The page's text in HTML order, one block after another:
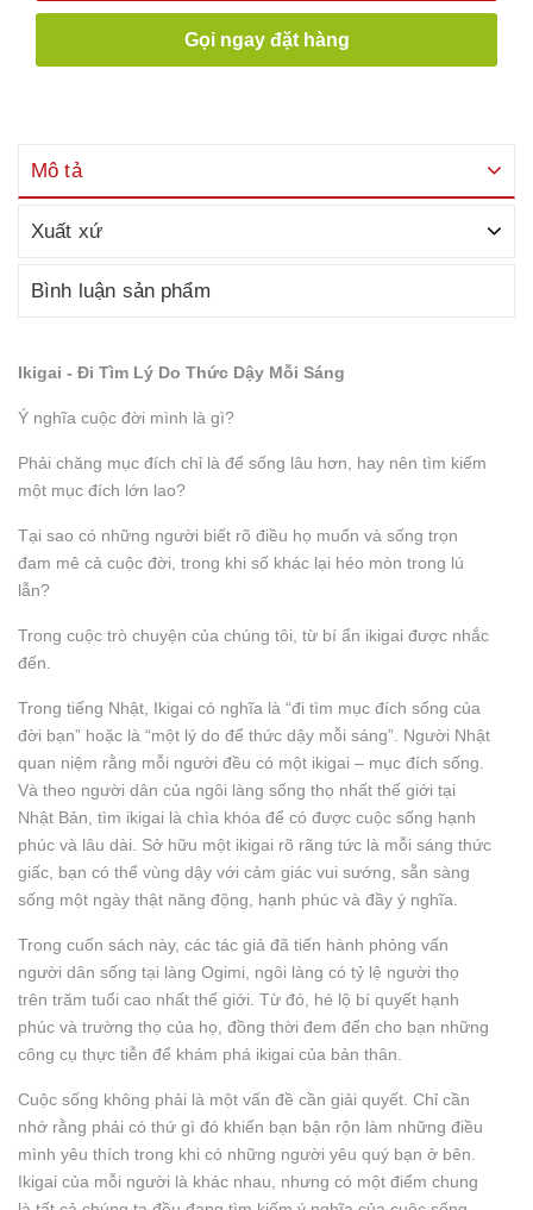
Gọi ngay đặt hàng
Mô tả
Xuất xứ
Bình luận sản phẩm
Ikigai - Đi Tìm Lý Do Thức Dậy Mỗi Sáng
Ý nghĩa cuộc đời mình là gì?
Phải chăng mục đích chỉ là để sống lâu hơn, hay nên tìm kiếm
một mục đích lớn lao?
Tại sao có những người biết rõ điều họ muốn và sống trọn
đam mê cả cuộc đời, trong khi số khác lại héo mòn trong lú
lẫn?
Trong cuộc trò chuyện của chúng tôi, từ bí ẩn ikigai được nhắc
đến.
Trong tiếng Nhật, Ikigai có nghĩa là “đi tìm mục đích sống của
đời bạn” hoặc là “một lý do để thức dậy mỗi sáng”. Người Nhật
quan niệm rằng mỗi người đều có một ikigai – mục đích sống.
Và theo người dân của ngôi làng sống thọ nhất thế giới tại
Nhật Bản, tìm ikigai là chìa khóa để có được cuộc sống hạnh
phúc và lâu dài. Sở hữu một ikigai rõ rãng tức là mỗi sáng thức
giấc, bạn có thể vùng dậy với cảm giác vui sướng, sẵn sàng
sống một ngày thật năng động, hạnh phúc và đầy ý nghĩa.
Trong cuốn sách này, các tác giả đã tiến hành phỏng vấn
người dân sống tại làng Ogimi, ngôi làng có tỷ lệ người thọ
trên trăm tuổi cao nhất thế giới. Từ đó, hé lộ bí quyết hạnh
phúc và trường thọ của họ, đồng thời đem đến cho bạn những
công cụ thực tiễn để khám phá ikigai của bản thân.
Cuộc sống không phải là một vấn đề cần giải quyết. Chỉ cần
nhớ rằng phải có thứ gì đó khiến bạn bận rộn làm những điều
mình yêu thích trong khi có những người yêu quý bạn ở bên.
Ikigai của mỗi người là khác nhau, nhưng có một điểm chung